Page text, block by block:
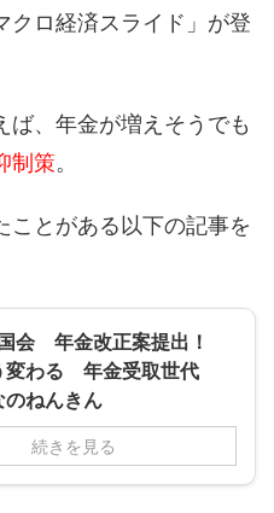
クロ経済スライド」が登
ば、年金が増えそうでも
制策。
ことがある以下の記事を
会 年金改正案提出！
変わる 年金受取世代
のねんきん
続きを見る